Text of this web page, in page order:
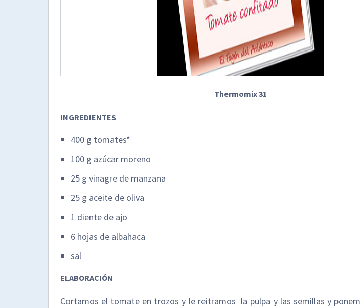
Thermomix 31
INGREDIENTES
400 g tomates*
100 g azúcar moreno
25 g vinagre de manzana
25 g aceite de oliva
1 diente de ajo
6 hojas de albahaca
sal
ELABORACIÓN
Cortamos el tomate en trozos y le reitramos la pulpa y las semillas y